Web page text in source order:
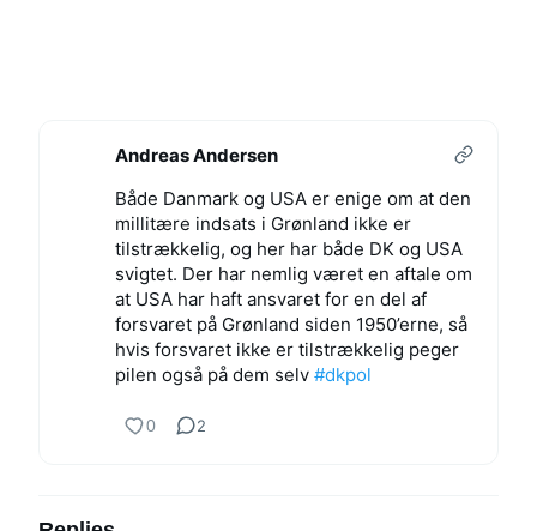
Andreas Andersen
Både Danmark og USA er enige om at den
millitære indsats i Grønland ikke er
tilstrækkelig, og her har både DK og USA
svigtet. Der har nemlig været en aftale om
at USA har haft ansvaret for en del af
forsvaret på Grønland siden 1950’erne, så
hvis forsvaret ikke er tilstrækkelig peger
pilen også på dem selv #dkpol
0 2